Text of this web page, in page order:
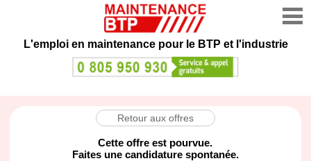
L'emploi en maintenance pour le BTP et l'industrie
Retour aux offres
Cette offre est pourvue.
Faites une candidature spontanée.